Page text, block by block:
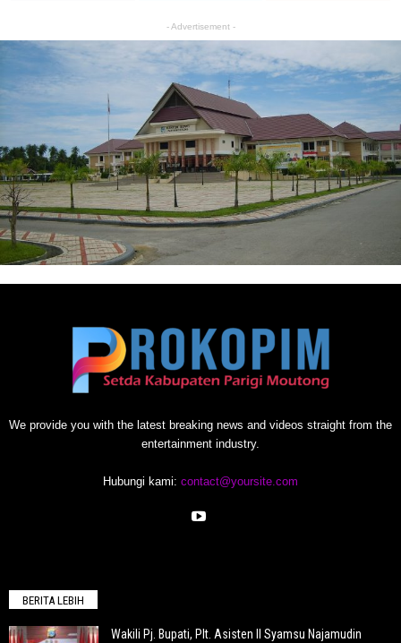
- Advertisement -
We provide you with the latest breaking news and videos straight from the
entertainment industry.
Hubungi kami: contact@yoursite.com
BERITA LEBIH
Wakili Pj. Bupati, Plt. Asisten II Syamsu Najamudin